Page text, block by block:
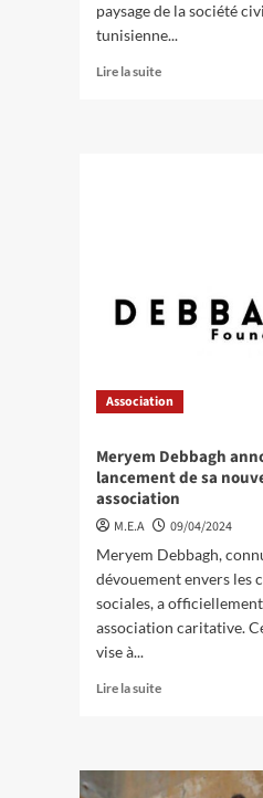
paysage de la société
tunisienne...
Lire la suite
Association
Meryem Debbagh
lancement de sa
association
M.E.A
09/04/2024
Meryem Debbagh,
dévouement envers les
sociales, a
association caritative.
vise à...
Lire la suite